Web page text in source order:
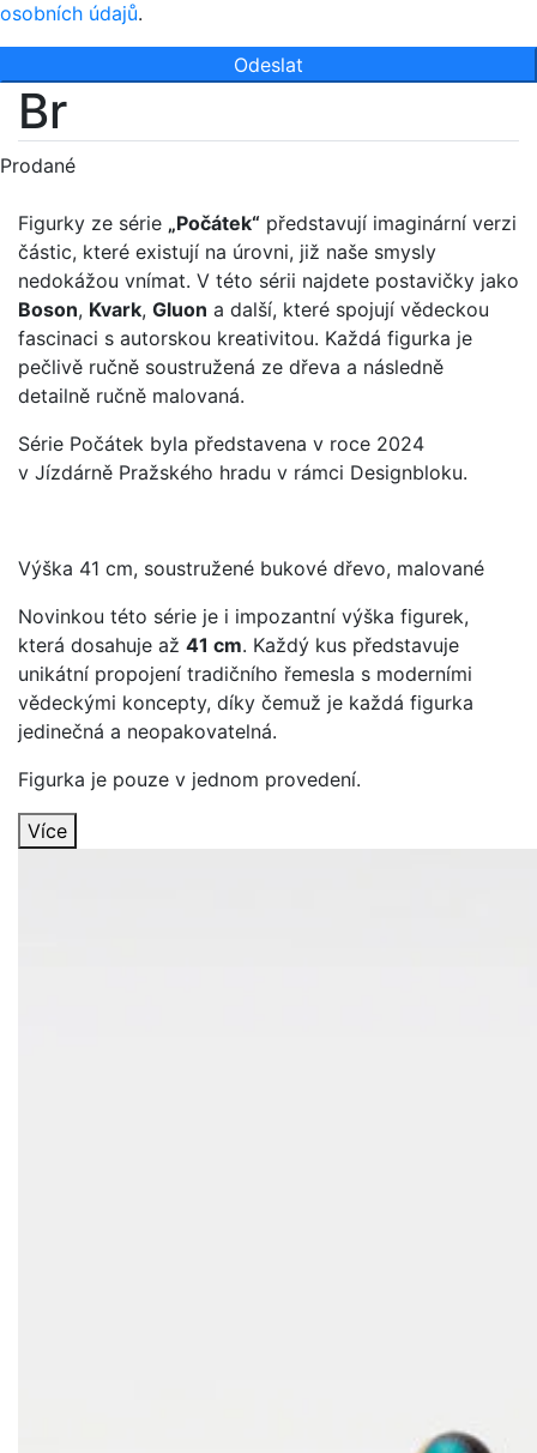
osobních údajů.
Odeslat
Br
Prodané
Figurky ze série „Počátek“ představují imaginární verzi
částic, které existují na úrovni, již naše smysly
nedokážou vnímat. V této sérii najdete postavičky jako
Boson, Kvark, Gluon a další, které spojují vědeckou
fascinaci s autorskou kreativitou. Každá figurka je
pečlivě ručně soustružená ze dřeva a následně
detailně ručně malovaná.
Série Počátek byla představena v roce 2024
v Jízdárně Pražského hradu v rámci Designbloku.
Výška 41 cm, soustružené bukové dřevo, malované
Novinkou této série je i impozantní výška figurek,
která dosahuje až 41 cm. Každý kus představuje
unikátní propojení tradičního řemesla s moderními
vědeckými koncepty, díky čemuž je každá figurka
jedinečná a neopakovatelná.
Figurka je pouze v jednom provedení.
Více